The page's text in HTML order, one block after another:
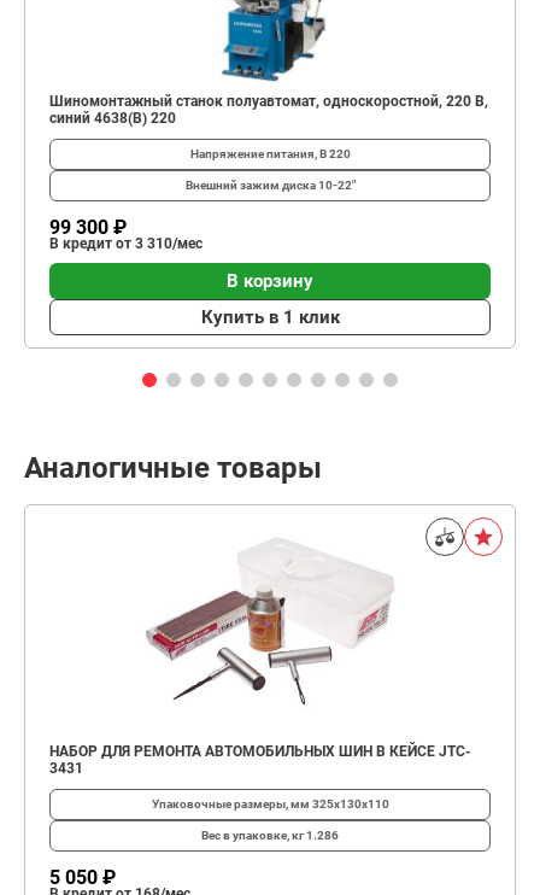
Шиномонтажный станок полуавтомат, односкоростной, 220 В,
синий 4638(B) 220
Напряжение питания, В220
Внешний зажим диска10-22"
99 300 ₽
В кредит от 3 310/мес
В корзину
Купить в 1 клик
Аналогичные товары
НАБОР ДЛЯ РЕМОНТА АВТОМОБИЛЬНЫХ ШИН В КЕЙСЕ JTC-
3431
Упаковочные размеры, мм 325х130х110
Вес в упаковке, кг1.286
5 050 ₽